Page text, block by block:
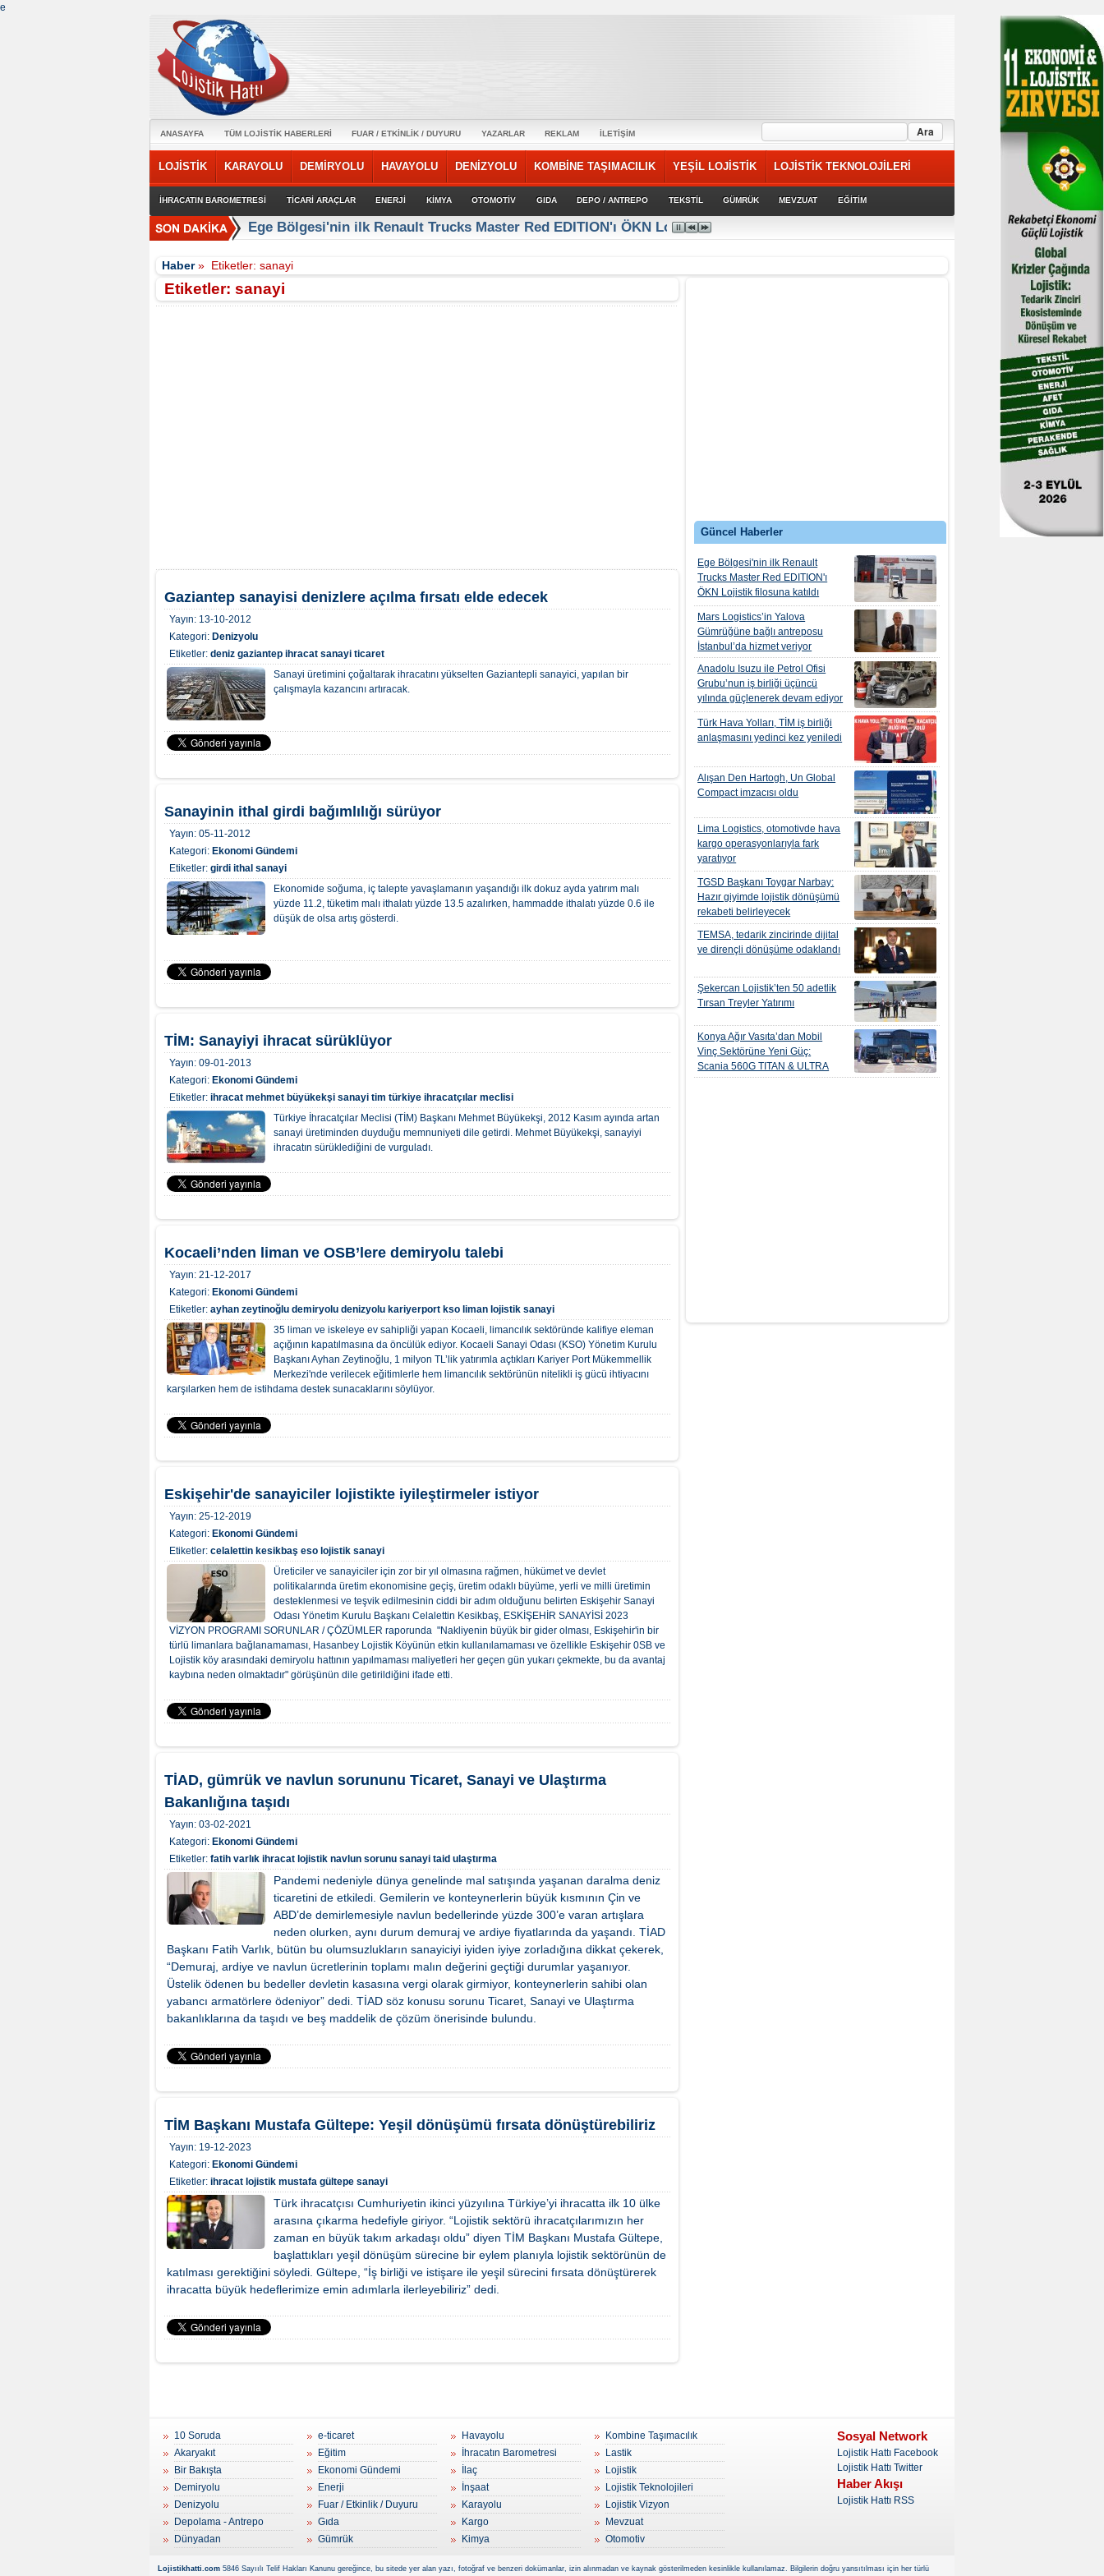
e
ANASAYFA TÜM LOJİSTİK HABERLERİ FUAR / ETKİNLİK / DUYURU YAZARLAR REKLAM İLETİŞİM
LOJİSTİK KARAYOLU DEMİRYOLU HAVAYOLU DENİZYOLU KOMBİNE TAŞIMACILIK YEŞİL LOJİSTİK LOJİSTİK TEKNOLOJİLERİ
İHRACATIN BAROMETRESİ TİCARİ ARAÇLAR ENERJİ KİMYA OTOMOTİV GIDA DEPO / ANTREPO TEKSTİL GÜMRÜK MEVZUAT EĞİTİM
Mars Logistics’in Yalova Gümrüğüne bağlı antreposu İstanbul’da hizmet veriyor
Haber» Etiketler: sanayi
Güncel Haberler
Ege Bölgesi'nin ilk Renault
Trucks Master Red EDITION'ı
ÖKN Lojistik filosuna katıldı
Mars Logistics’in Yalova
Gümrüğüne bağlı antreposu
İstanbul’da hizmet veriyor
Anadolu Isuzu ile Petrol Ofisi
Grubu’nun iş birliği üçüncü
yılında güçlenerek devam ediyor
Türk Hava Yolları, TİM iş birliği
anlaşmasını yedinci kez yeniledi
Alışan Den Hartogh, Un Global
Compact imzacısı oldu
Lima Logistics, otomotivde hava
kargo operasyonlarıyla fark
yaratıyor
TGSD Başkanı Toygar Narbay:
Hazır giyimde lojistik dönüşümü
rekabeti belirleyecek
TEMSA, tedarik zincirinde dijital
ve dirençli dönüşüme odaklandı
Şekercan Lojistik’ten 50 adetlik
Tırsan Treyler Yatırımı
Konya Ağır Vasıta’dan Mobil
Vinç Sektörüne Yeni Güç:
Scania 560G TITAN & ULTRA
Etiketler: sanayi
Gaziantep sanayisi denizlere açılma fırsatı elde edecek
Yayın: 13-10-2012
Kategori: Denizyolu
Etiketler: deniz gaziantep ihracat sanayi ticaret
Sanayi üretimini çoğaltarak ihracatını yükselten Gaziantepli sanayici, yapılan bir
çalışmayla kazancını artıracak.
Sanayinin ithal girdi bağımlılığı sürüyor
Yayın: 05-11-2012
Kategori: Ekonomi Gündemi
Etiketler: girdi ithal sanayi
Ekonomide soğuma, iç talepte yavaşlamanın yaşandığı ilk dokuz ayda yatırım malı
yüzde 11.2, tüketim malı ithalatı yüzde 13.5 azalırken, hammadde ithalatı yüzde 0.6 ile
düşük de olsa artış gösterdi.
TİM: Sanayiyi ihracat sürüklüyor
Yayın: 09-01-2013
Kategori: Ekonomi Gündemi
Etiketler: ihracat mehmet büyükekşi sanayi tim türkiye ihracatçılar meclisi
Türkiye İhracatçılar Meclisi (TİM) Başkanı Mehmet Büyükekşi, 2012 Kasım ayında artan
sanayi üretiminden duyduğu memnuniyeti dile getirdi. Mehmet Büyükekşi, sanayiyi
ihracatın sürüklediğini de vurguladı.
Kocaeli’nden liman ve OSB’lere demiryolu talebi
Yayın: 21-12-2017
Kategori: Ekonomi Gündemi
Etiketler: ayhan zeytinoğlu demiryolu denizyolu kariyerport kso liman lojistik sanayi
35 liman ve iskeleye ev sahipliği yapan Kocaeli, limancılık sektöründe kalifiye eleman
açığının kapatılmasına da öncülük ediyor. Kocaeli Sanayi Odası (KSO) Yönetim Kurulu
Başkanı Ayhan Zeytinoğlu, 1 milyon TL’lik yatırımla açtıkları Kariyer Port Mükemmellik
Merkezi'nde verilecek eğitimlerle hem limancılık sektörünün nitelikli iş gücü ihtiyacını
karşılarken hem de istihdama destek sunacaklarını söylüyor.
Eskişehir'de sanayiciler lojistikte iyileştirmeler istiyor
Yayın: 25-12-2019
Kategori: Ekonomi Gündemi
Etiketler: celalettin kesikbaş eso lojistik sanayi
Üreticiler ve sanayiciler için zor bir yıl olmasına rağmen, hükümet ve devlet
politikalarında üretim ekonomisine geçiş, üretim odaklı büyüme, yerli ve milli üretimin
desteklenmesi ve teşvik edilmesinin ciddi bir adım olduğunu belirten Eskişehir Sanayi
Odası Yönetim Kurulu Başkanı Celalettin Kesikbaş, ESKİŞEHİR SANAYİSİ 2023
VİZYON PROGRAMI SORUNLAR / ÇÖZÜMLER raporunda "Nakliyenin büyük bir gider olması, Eskişehir'in bir
türlü limanlara bağlanamaması, Hasanbey Lojistik Köyünün etkin kullanılamaması ve özellikle Eskişehir 0SB ve
Lojistik köy arasındaki demiryolu hattının yapılmaması maliyetleri her geçen gün yukarı çekmekte, bu da avantaj
kaybına neden olmaktadır" görüşünün dile getirildiğini ifade etti.
TİAD, gümrük ve navlun sorununu Ticaret, Sanayi ve Ulaştırma
Bakanlığına taşıdı
Yayın: 03-02-2021
Kategori: Ekonomi Gündemi
Etiketler: fatih varlık ihracat lojistik navlun sorunu sanayi taid ulaştırma
Pandemi nedeniyle dünya genelinde mal satışında yaşanan daralma deniz
ticaretini de etkiledi. Gemilerin ve konteynerlerin büyük kısmının Çin ve
ABD’de demirlemesiyle navlun bedellerinde yüzde 300’e varan artışlara
neden olurken, aynı durum demuraj ve ardiye fiyatlarında da yaşandı. TİAD
Başkanı Fatih Varlık, bütün bu olumsuzlukların sanayiciyi iyiden iyiye zorladığına dikkat çekerek,
“Demuraj, ardiye ve navlun ücretlerinin toplamı malın değerini geçtiği durumlar yaşanıyor.
Üstelik ödenen bu bedeller devletin kasasına vergi olarak girmiyor, konteynerlerin sahibi olan
yabancı armatörlere ödeniyor” dedi. TİAD söz konusu sorunu Ticaret, Sanayi ve Ulaştırma
bakanlıklarına da taşıdı ve beş maddelik de çözüm önerisinde bulundu.
TİM Başkanı Mustafa Gültepe: Yeşil dönüşümü fırsata dönüştürebiliriz
Yayın: 19-12-2023
Kategori: Ekonomi Gündemi
Etiketler: ihracat lojistik mustafa gültepe sanayi
Türk ihracatçısı Cumhuriyetin ikinci yüzyılına Türkiye’yi ihracatta ilk 10 ülke
arasına çıkarma hedefiyle giriyor. “Lojistik sektörü ihracatçılarımızın her
zaman en büyük takım arkadaşı oldu” diyen TİM Başkanı Mustafa Gültepe,
başlattıkları yeşil dönüşüm sürecine bir eylem planıyla lojistik sektörünün de
katılması gerektiğini söyledi. Gültepe, “İş birliği ve istişare ile yeşil sürecini fırsata dönüştürerek
ihracatta büyük hedeflerimize emin adımlarla ilerleyebiliriz” dedi.
10 Soruda
Akaryakıt
Bir Bakışta
Demiryolu
Denizyolu
Depolama - Antrepo
Dünyadan
e-ticaret
Eğitim
Ekonomi Gündemi
Enerji
Fuar / Etkinlik / Duyuru
Gıda
Gümrük
Havayolu
İhracatın Barometresi
İlaç
İnşaat
Karayolu
Kargo
Kimya
Kombine Taşımacılık
Lastik
Lojistik
Lojistik Teknolojileri
Lojistik Vizyon
Mevzuat
Otomotiv
Sosyal Network
Lojistik Hattı Facebook
Lojistik Hattı Twitter
Haber Akışı
Lojistik Hattı RSS
Lojistikhatti.com 5846 Sayıılı Telif Hakları Kanunu gereğince, bu sitede yer alan yazı, fotoğraf ve benzeri dokümanlar, izin alınmadan ve kaynak gösterilmeden kesinlikle kullanılamaz. Bilgilerin doğru yansıtılması için her türlü